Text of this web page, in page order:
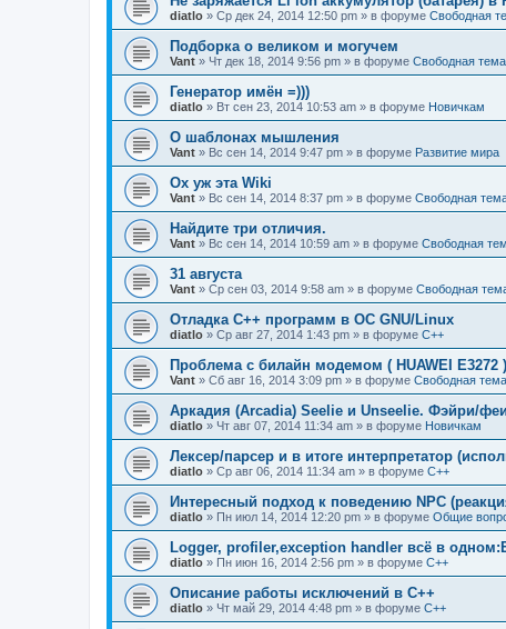
diatlo » Ср дек 24, 2014 12:50 pm » в форуме Свободная
Подборка о великом и могучем
Vant » Чт дек 18, 2014 9:56 pm » в форуме Свободная тема
Генератор имён =)))
diatlo » Вт сен 23, 2014 10:53 am » в форуме Новичкам
О шаблонах мышления
Vant » Вс сен 14, 2014 9:47 pm » в форуме Развитие мира
Ох уж эта Wiki
Vant » Вс сен 14, 2014 8:37 pm » в форуме Свободная
Найдите три отличия.
Vant » Вс сен 14, 2014 10:59 am » в форуме Свободная
31 августа
Vant » Ср сен 03, 2014 9:58 am » в форуме Свободная
Отладка C++ программ в ОС GNU/Linux
diatlo » Ср авг 27, 2014 1:43 pm » в форуме C++
Проблема с билайн модемом ( HUAWEI E3272 )
Vant » Сб авг 16, 2014 3:09 pm » в форуме Свободная тема
Аркадия (Arcadia) Seelie и Unseelie. Фэйри/
diatlo » Чт авг 07, 2014 11:34 am » в форуме Новичкам
Лексер/парсер и в итоге интерпретатор
diatlo » Ср авг 06, 2014 11:34 am » в форуме C++
Интересный подход к поведению NPC
diatlo » Пн июл 14, 2014 12:20 pm » в форуме Общие
Logger, profiler,exception handler всё в
diatlo » Пн июн 16, 2014 2:56 pm » в форуме C++
Описание работы исключений в C++
diatlo » Чт май 29, 2014 4:48 pm » в форуме C++